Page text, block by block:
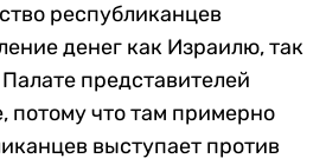
республиканцев
денег как Израилю, так
представителей
потому что там примерно
выступает против